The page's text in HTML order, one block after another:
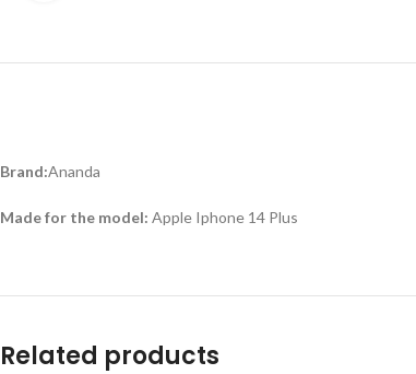
Brand:Ananda
Made for the model: Apple Iphone 14 Plus
Related products